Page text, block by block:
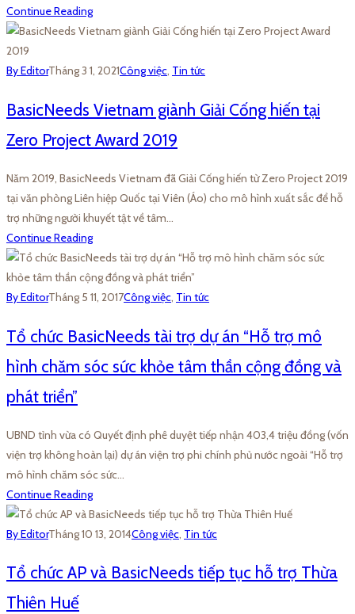
Continue Reading
By EditorTháng 3 1, 2021Công việc, Tin tức
BasicNeeds Vietnam giành Giải Cống hiến tại
Zero Project Award 2019
Năm 2019, BasicNeeds Vietnam đã Giải Cống hiến từ Zero Project 2019
tại văn phòng Liên hiệp Quốc tại Viên (Áo) cho mô hình xuất sắc để hỗ
trợ những người khuyết tật về tâm…
Continue Reading
By EditorTháng 5 11, 2017Công việc, Tin tức
Tổ chức BasicNeeds tài trợ dự án “Hỗ trợ mô
hình chăm sóc sức khỏe tâm thần cộng đồng và
phát triển”
UBND tỉnh vừa có Quyết định phê duyệt tiếp nhận 403,4 triệu đồng (vốn
viện trợ không hoàn lại) dự án viện trợ phi chính phủ nước ngoài “Hỗ trợ
mô hình chăm sóc sức…
Continue Reading
By EditorTháng 10 13, 2014Công việc, Tin tức
Tổ chức AP và BasicNeeds tiếp tục hỗ trợ Thừa
Thiên Huế